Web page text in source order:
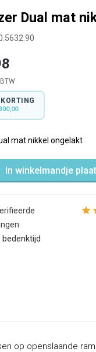
Dual mat
mat nikkel ongelakt
In winkelmandje
op openslaande